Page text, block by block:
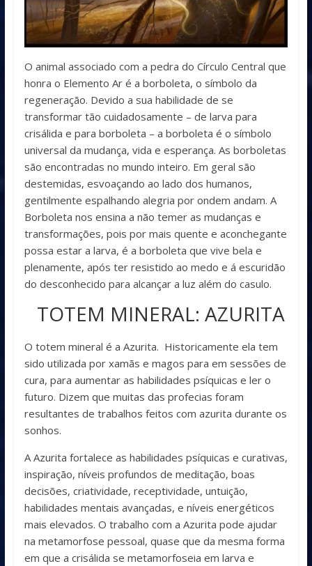
O animal associado com a pedra do Círculo Central que
honra o Elemento Ar é a borboleta, o símbolo da
regeneração. Devido a sua habilidade de se
transformar tão cuidadosamente – de larva para
crisálida e para borboleta – a borboleta é o símbolo
universal da mudança, vida e esperança. As borboletas
são encontradas no mundo inteiro. Em geral são
destemidas, esvoaçando ao lado dos humanos,
gentilmente espalhando alegria por ondem andam. A
Borboleta nos ensina a não temer as mudanças e
transformações, pois por mais quente e aconchegante
possa estar a larva, é a borboleta que vive bela e
plenamente, após ter resistido ao medo e á escuridão
do desconhecido para alcançar a luz além do casulo.
TOTEM MINERAL: AZURITA
O totem mineral é a Azurita. Historicamente ela tem
sido utilizada por xamãs e magos para em sessões de
cura, para aumentar as habilidades psíquicas e ler o
futuro. Dizem que muitas das profecias foram
resultantes de trabalhos feitos com azurita durante os
sonhos.
A Azurita fortalece as habilidades psíquicas e curativas,
inspiração, níveis profundos de meditação, boas
decisões, criatividade, receptividade, untuição,
habilidades mentais avançadas, e níveis energéticos
mais elevados. O trabalho com a Azurita pode ajudar
na metamorfose pessoal, quase que da mesma forma
em que a crisálida se metamorfoseia em larva e